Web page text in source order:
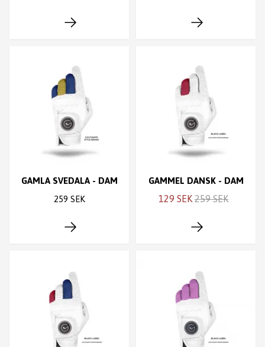
GAMLA SVEDALA - DAM
259 SEK
GAMMEL DANSK - DAM
129 SEK 259 SEK